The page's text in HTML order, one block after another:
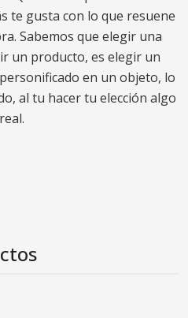
te gusta con lo que resuene
Sabemos que elegir una
un producto, es elegir un
en un objeto, lo
al tu hacer tu elección algo
real.